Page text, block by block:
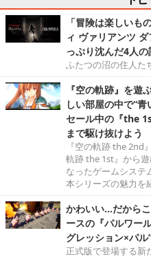
「冒険は楽しいも
ィ ヴァリアンツ
っぷり沈んだ4人の
ふたつの沼の住人た
『空の軌跡』を遊
しい部屋の中で“
セール中の『the
まで駆け抜けよう
『空の軌跡 the 2nd
軌跡 the 1st』から
なったゲームシステ
本シリーズの魅力を
かわいい…だから
ースの『パルワー
グレッション×パ
正式版で登場する新